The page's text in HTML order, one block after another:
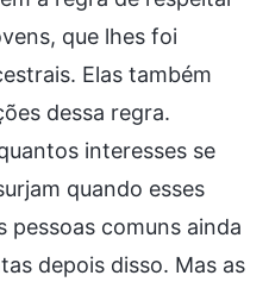
que lhes foi
Elas também
dessa regra.
interesses se
quando esses
pessoas comuns ainda
depois disso. Mas as